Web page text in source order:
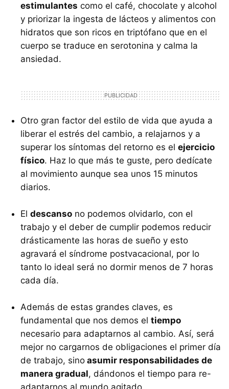
estimulantes como el café, chocolate y alcohol
y priorizar la ingesta de lácteos y alimentos con
hidratos que son ricos en triptófano que en el
cuerpo se traduce en serotonina y calma la
ansiedad.
Otro gran factor del estilo de vida que ayuda a
liberar el estrés del cambio, a relajarnos y a
superar los síntomas del retorno es el ejercicio
físico. Haz lo que más te guste, pero dedícate
al movimiento aunque sea unos 15 minutos
diarios.
El descanso no podemos olvidarlo, con el
trabajo y el deber de cumplir podemos reducir
drásticamente las horas de sueño y esto
agravará el síndrome postvacacional, por lo
tanto lo ideal será no dormir menos de 7 horas
cada día.
Además de estas grandes claves, es
fundamental que nos demos el tiempo
necesario para adaptarnos al cambio. Así, será
mejor no cargarnos de obligaciones el primer día
de trabajo, sino asumir responsabilidades de
manera gradual, dándonos el tiempo para re-
adaptarnos al mundo agitado.